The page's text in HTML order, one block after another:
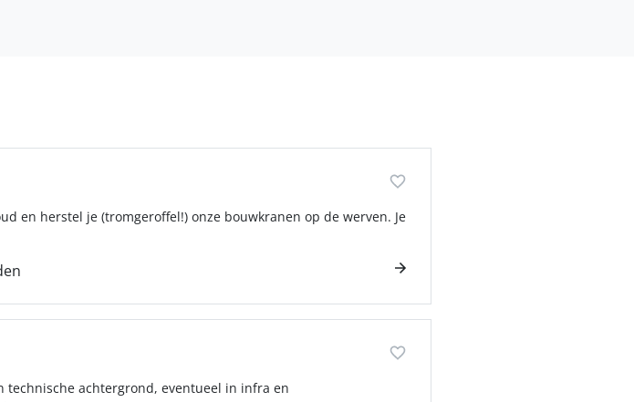
en herstel je (tromgeroffel!) onze bouwkranen op de werven. Je
technische achtergrond, eventueel in infra en